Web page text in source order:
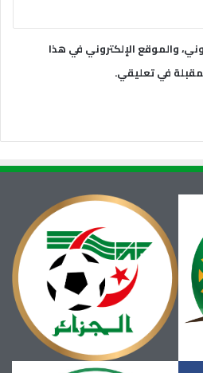
والموقع الإلكتروني في هذا
في تعليقي.